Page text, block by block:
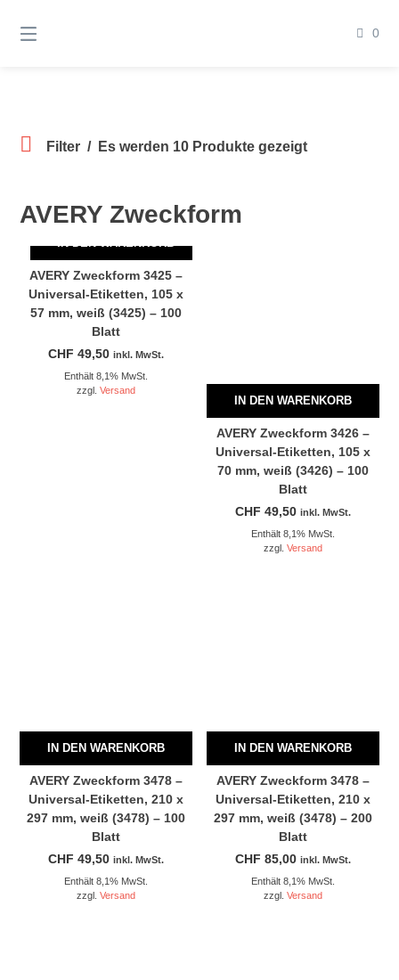
zum
0
AVERY Zweckform
Filter Es werden 10 Produkte gezeigt
AVERY Zweckform 3425 –
Universal-Etiketten, 105 x
57 mm, weiß (3425) – 100
Blatt
CHF 49,50 inkl. MwSt.
Enthält 8,1% MwSt.
zzgl.Versand
IN DEN WARENKORB
AVERY Zweckform 3426 –
Universal-Etiketten, 105 x
70 mm, weiß (3426) – 100
Blatt
CHF 49,50 inkl. MwSt.
Enthält 8,1% MwSt.
zzgl. Versand
IN DEN WARENKORB
AVERY Zweckform 3478 –
Universal-Etiketten, 210 x
297 mm, weiß (3478) – 100
Blatt
CHF 49,50 inkl. MwSt.
Enthält 8,1% MwSt.
zzgl.Versand
IN DEN WARENKORB
AVERY Zweckform 3478 –
Universal-Etiketten, 210 x
297 mm, weiß (3478) – 200
Blatt
CHF 85,00 inkl. MwSt.
Enthält 8,1% MwSt.
zzgl. Versand